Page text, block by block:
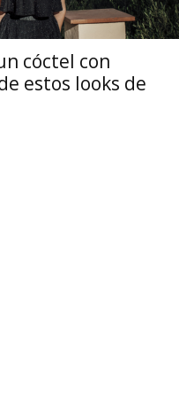
cóctel con
estos looks de